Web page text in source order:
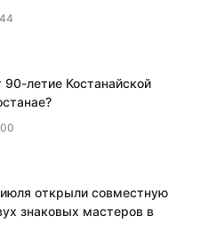
90-летие Костанайской
открыли совместную
знаковых мастеров в